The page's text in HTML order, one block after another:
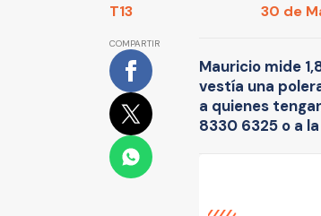
T13 30 de
COMPARTIR
Mauricio mide
vestía una
a quienes
8330 6325 o a la